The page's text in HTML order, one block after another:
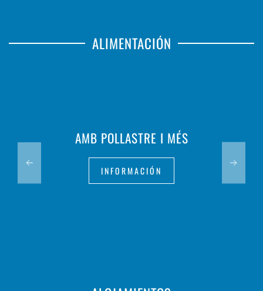
ALIMENTACIÓN
AMB POLLASTRE I MÉS
INFORMACIÓN